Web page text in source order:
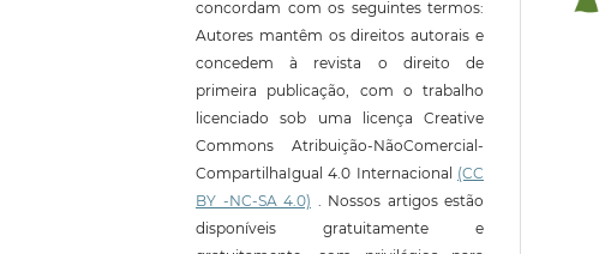
concordam com os seguintes termos:
Autores mantêm os direitos autorais e
concedem à revista o direito de
primeira publicação, com o trabalho
licenciado sob uma licença Creative
Commons Atribuição-NãoComercial-
CompartilhaIgual 4.0 Internacional (CC
BY -NC-SA 4.0) . Nossos artigos estão
disponíveis gratuitamente e